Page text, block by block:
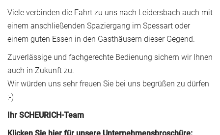
Viele verbinden die Fahrt zu uns nach Leidersbach auch mit
einem anschließenden Spaziergang im Spessart oder
einem guten Essen in den Gasthäusern dieser Gegend.
Zuverlässige und fachgerechte Bedienung sichern wir Ihnen
auch in Zukunft zu.
Wir würden uns sehr freuen Sie bei uns begrüßen zu dürfen
:-)
Ihr SCHEURICH-Team